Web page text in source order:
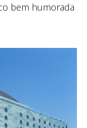
bem humorada